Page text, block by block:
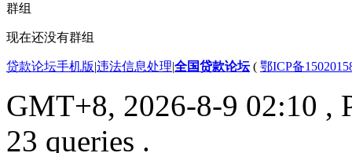
群组
现在还没有群组
贷款论坛手机版|违法信息处理|全国贷款论坛( 鄂ICP备
GMT+8, 2026-8-9 02:10 ,
23 queries .